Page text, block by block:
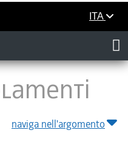
ITA
naviga nell'argomento